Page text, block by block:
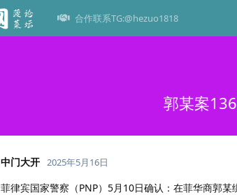
合作联系TG:@hezuo1818
郭某案
中门大开 2025年5月16日
菲律宾国家警察（PNP）5月10日确认：在菲华商郭